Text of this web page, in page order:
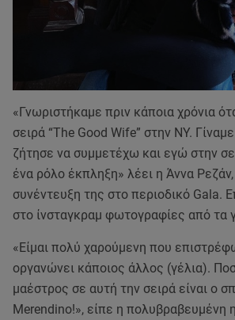
«Γνωριστήκαμε πριν κάποια χρόνια
σειρά “The Good Wife” στην ΝΥ.
ζήτησε να συμμετέχω και εγώ στην
ένα ρόλο έκπληξη» λέει η Άννα
συνέντευξη της στο περιοδικό Gala.
στο ίνσταγκραμ φωτογραφίες από τα
«Είμαι πολύ χαρούμενη που
οργανώνει κάποιος άλλος (γέλια).
μαέστρος σε αυτή την σειρά είναι ο
Merendino!», είπε η πολυβραβευμένη